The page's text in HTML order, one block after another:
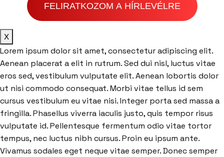
FELIRATKOZOM A HÍRLEVÉLRE
X
Lorem ipsum dolor sit amet, consectetur adipiscing elit.
Aenean placerat a elit in rutrum. Sed dui nisl, luctus vitae
eros sed, vestibulum vulputate elit. Aenean lobortis dolor
ut nisi commodo consequat. Morbi vitae tellus id sem
cursus vestibulum eu vitae nisi. Integer porta sed massa a
fringilla. Phasellus viverra iaculis justo, quis tempor risus
vulputate id. Pellentesque fermentum odio vitae tortor
tempus, nec luctus nibh cursus. Proin eu ipsum ante.
Vivamus sodales eget neque vitae semper. Donec semper